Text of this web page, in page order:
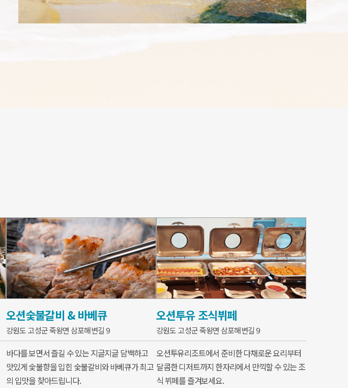
오션숯불갈비 & 바베큐
강원도 고성군 죽왕면 삼포해변길 9
바다를 보면서 즐길 수 있는 지글지글 담백하고
맛있게 숯불향을 입힌 숯불갈비와 바베큐가 최고
의 입맛을 찾아드립니다.
오션투유 조식뷔페
강원도 고성군 죽왕면 삼포해변길 9
오션투유리조트에서 준비한 다채로운 요리부터
달콤한 디저트까지 한자리에서 만끽할 수 있는 조
식 뷔페를 즐겨보세요.